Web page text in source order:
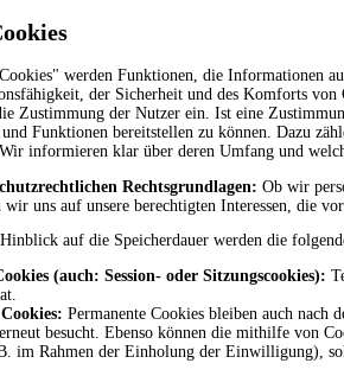
werden Funktionen, die Informationen
der Sicherheit und des Komforts von
Zustimmung der Nutzer ein. Ist eine
Funktionen bereitstellen zu können. Dazu
informieren klar über deren Umfang und
Rechtsgrundlagen: Ob wir
uns auf unsere berechtigten Interessen, die
auf die Speicherdauer werden die
(auch: Session- oder Sitzungscookies):
Permanente Cookies bleiben auch nach
besucht. Ebenso können die mithilfe von
im Rahmen der Einholung der Einwilligung),